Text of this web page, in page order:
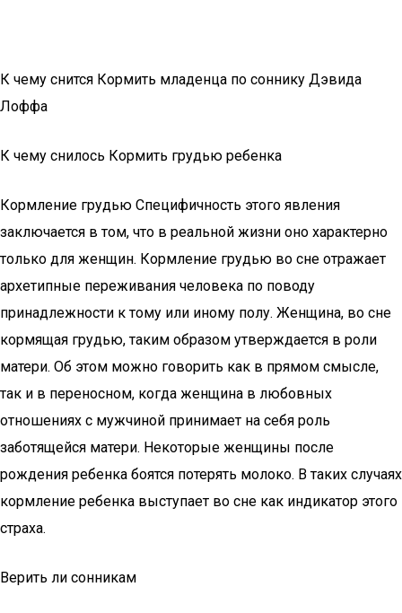
К чему снится Кормить младенца по соннику Дэвида
Лоффа
К чему снилось Кормить грудью ребенка
Кормление грудью Специфичность этого явления
заключается в том, что в реальной жизни оно характерно
только для женщин. Кормление грудью во сне отражает
архетипные переживания человека по поводу
принадлежности к тому или иному полу. Женщина, во сне
кормящая грудью, таким образом утверждается в роли
матери. Об этом можно говорить как в прямом смысле,
так и в переносном, когда женщина в любовных
отношениях с мужчиной принимает на себя роль
заботящейся матери. Некоторые женщины после
рождения ребенка боятся потерять молоко. В таких случаях
кормление ребенка выступает во сне как индикатор этого
страха.
Верить ли сонникам